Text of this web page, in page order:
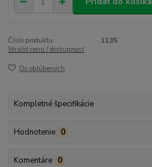
Číslo produktu:
1135
Strážiť cenu / dostupnosť
Do obľúbených
Kompletné špecifikácie
Hodnotenie 0
Komentáre 0